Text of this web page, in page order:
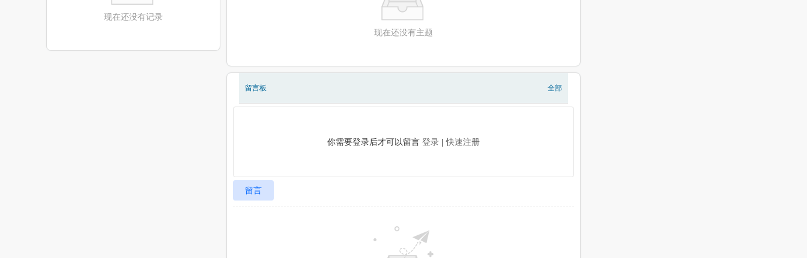
现在还没有记录
现在还没有主题
留言板 全部
你需要登录后才可以留言 登录 |快速注册
留言